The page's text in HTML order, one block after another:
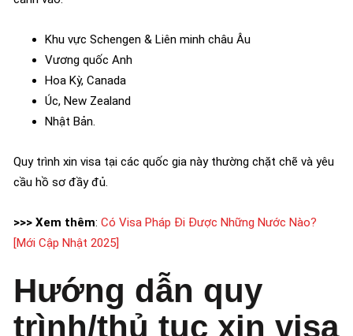
Khu vực Schengen & Liên minh châu Âu
Vương quốc Anh
Hoa Kỳ, Canada
Úc, New Zealand
Nhật Bản.
Quy trình xin visa tại các quốc gia này thường chặt chẽ và yêu
cầu hồ sơ đầy đủ.
>>> Xem thêm: Có Visa Pháp Đi Được Những Nước Nào?
[Mới Cập Nhật 2025]
Hướng dẫn quy
trình/thủ tục xin visa